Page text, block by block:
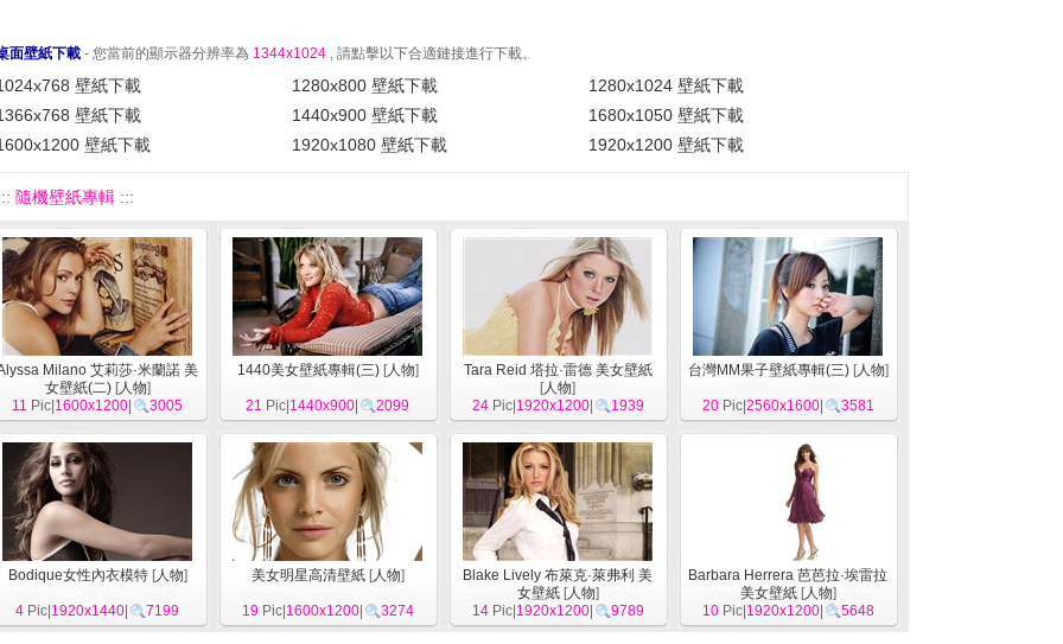
面壁紙下載 - 您當前的顯示器分辨率為 1344x1024 , 請點擊以下合適鏈接進行下載。
壁紙下載 1280x800 壁紙下載
1280x1024 壁紙下載
壁紙下載
1440x900 壁紙下載
1680x1050 壁紙下載
壁紙下載
1920x1080 壁紙下載 1920x1200 壁紙下載
隨機壁紙專輯 :::
Milano 艾莉莎·米蘭諾 美
女壁紙(二)[人物]
11 Pic| 1600x1200 3005
1440美女壁紙專輯(三)[人物]
21 Pic| 1440x900 2099
Tara Reid 塔拉·雷德 美女壁紙
[人物]
24Pic| 1920x1200| 1939
台灣MM果子壁紙專輯(三)[人物]
20Pic| 2560x1600| 3581
Bodique女性內衣模特[人物]
4 Pic| 1920x1440 7199
美女明星高清壁紙[人物]
19Pic| 1600x1200| 3274
Blake Lively 布萊克·萊弗利 美
女壁紙[人物]
14Pic| 1920x1200| 9789
Barbara Herrera 芭芭拉·埃雷拉
美女壁紙[人物]
10Pic| 1920x1200| 5648